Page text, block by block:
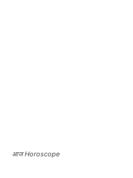
आज Horoscope